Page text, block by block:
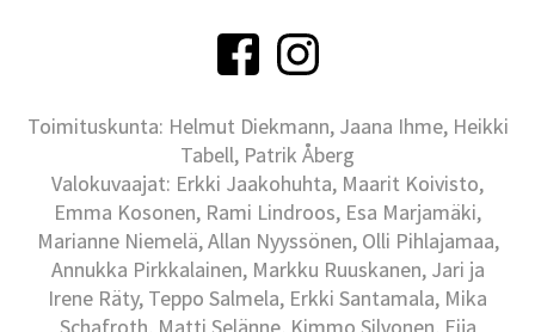
Toimituskunta: Helmut Diekmann, Jaana Ihme, Heikki
Tabell, Patrik Åberg
Valokuvaajat: Erkki Jaakohuhta, Maarit Koivisto,
Emma Kosonen, Rami Lindroos, Esa Marjamäki,
Marianne Niemelä, Allan Nyyssönen, Olli Pihlajamaa,
Annukka Pirkkalainen, Markku Ruuskanen, Jari ja
Irene Räty, Teppo Salmela, Erkki Santamala, Mika